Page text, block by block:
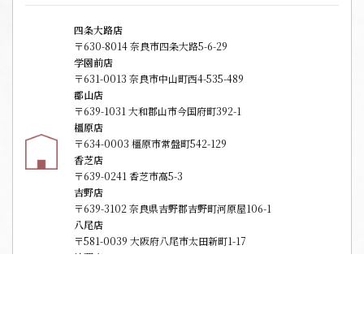
四条大路店
〒630-8014 奈良市四条大路5-6-29
学園前店
〒631-0013 奈良市中山町西4-535-489
郡山店
〒639-1031 大和郡山市今国府町392-1
橿原店
〒634-0003 橿原市常盤町542-129
香芝店
〒639-0241 香芝市高5-3
吉野店
〒639-3102 奈良県吉野郡吉野町河原屋106-1
八尾店
〒581-0039 大阪府八尾市太田新町1-17
法要庵